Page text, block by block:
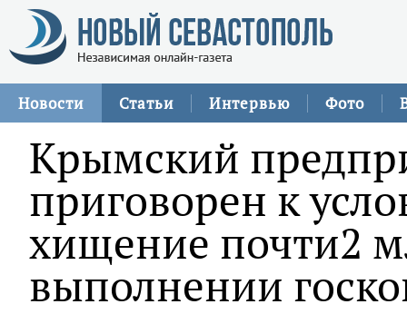
Новости Статьи Интервью Фото
Крымский
приговорен к
хищение почти2
выполнении